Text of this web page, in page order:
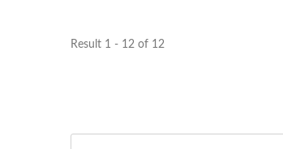
Result 1 - 12 of 12